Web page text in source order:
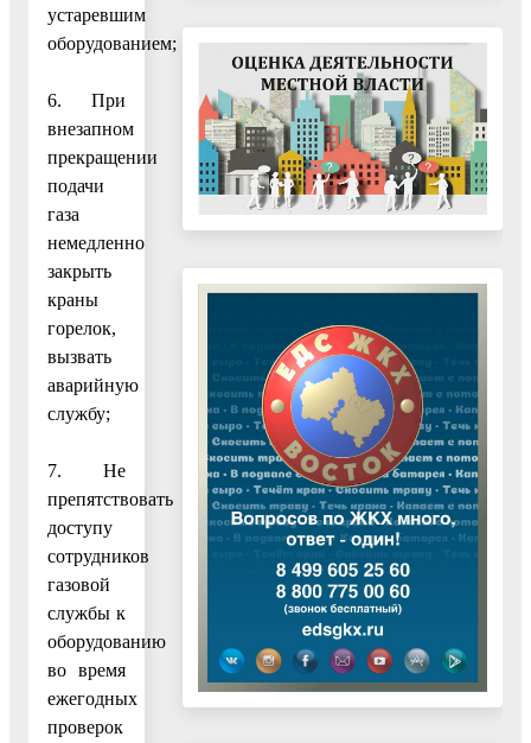
устаревшим
оборудованием;
6. При
внезапном
прекращении
подачи
газа
немедленно
закрыть
краны
горелок,
вызвать
аварийную
службу;
7. Не
препятствовать
доступу
сотрудников
газовой
службы к
оборудованию
во время
ежегодных
проверок